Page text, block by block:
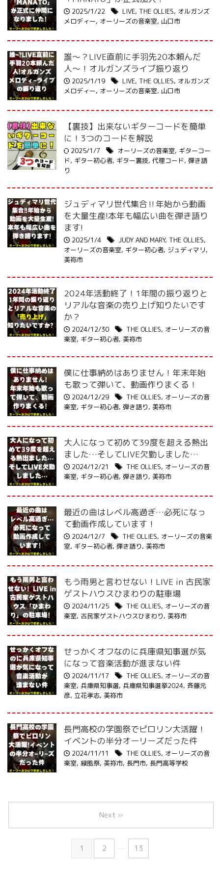
2025/1/22 LIVE, THE OLLIES, オルガンズ
メロディー, オーリーズの音楽室, 山口市
誰〜？LIVE直前に手羽先20本頼んだ
人〜！オルガンズライブ振り返り
2025/1/19 LIVE, THE OLLIES, オルガンズ
メロディー, オーリーズの音楽室, 山口市
【裏技】出来ないギターコードを簡単
に！3つのコードを解説
2025/1/7 オーリーズの音楽室, ギターコー
ド, ギター初心者, ギター裏技, 代理コード, 弾き語
り
ジュディマリ世代集合‼︎年始から動画
を大量生産!本年も幅広い曲を弾き語り
ます!
2025/1/4 JUDY AND MARY, THE OLLIES,
オーリーズの音楽室, ギター初心者, ジュディマリ,
美祢市
2024年活動終了！1年間の振り返りと
リアルな音楽の売り上げ知りたいです
か？
2024/12/30 THE OLLIES, オーリーズの音
楽室, ギター初心者, 美祢市
僕に仕事納めはありません！年末年始
も歌って弾いて、動画作りまくる！
2024/12/29 THE OLLIES, オーリーズの音
楽室, ギター初心者, 弾き語り, 美祢市
大人になって初めて39度を超える熱出
ました…そしてLIVE欠勤しました…
2024/12/21 THE OLLIES, オーリーズの音
楽室, ギター初心者, 弾き語り, 美祢市
最近の曲はレベル高過ぎ…必死になっ
て動画作成しています！
2024/12/7 THE OLLIES, オーリーズの音楽
室, ギター初心者, 弾き語り, 美祢市
もう雨男と言わせない！LIVE in 古民家
ゲストハウスひまわりの駐車場
2024/11/25 THE OLLIES, オーリーズの音
楽室, 古民家ゲストハウスひまわり, 美祢市
せっかくオフなのに兵庫県知事選が気
になって音楽活動が進まない件
2024/11/17 THE OLLIES, オーリーズの音
楽室, 兵庫県知事選, 兵庫県知事選挙2024, 斉藤元
彦, 立花孝志, 美祢市
長門高校の学園祭でピロリン大活躍！
イベントの半分オーリーズだった件
2024/11/11 THE OLLIES, オーリーズの音
楽室, 緑風祭, 美祢市, 長門市, 長門高等学校
1 2 … 13
Next »